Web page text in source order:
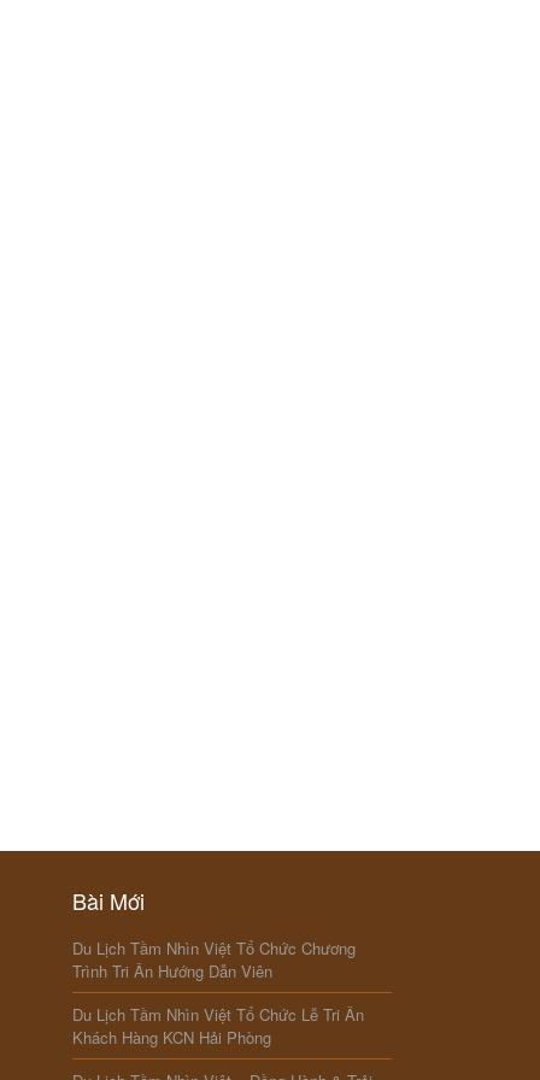
Bài Mới
Du Lịch Tầm Nhìn Việt Tổ Chức Chương
Trình Tri Ân Hướng Dẫn Viên
Du Lịch Tầm Nhìn Việt Tổ Chức Lễ Tri Ân
Khách Hàng KCN Hải Phòng